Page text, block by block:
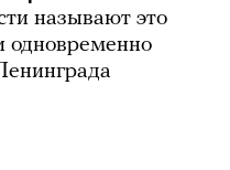
называют это
одновременно